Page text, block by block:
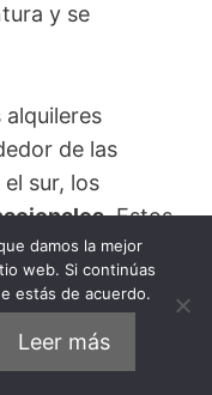
y se
alquileres
de las
sur, los
. Estos
y
trabajan
damos la mejor
web. Si continúas
estás de acuerdo.
Leer más